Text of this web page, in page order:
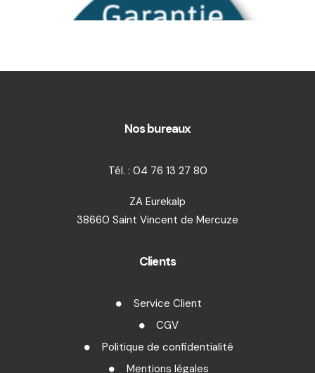
Nos bureaux
Tél. : 04 76 13 27 80
ZA Eurekalp
38660 Saint Vincent de Mercuze
Clients
Service Client
CGV
Politique de confidentialité
Mentions légales